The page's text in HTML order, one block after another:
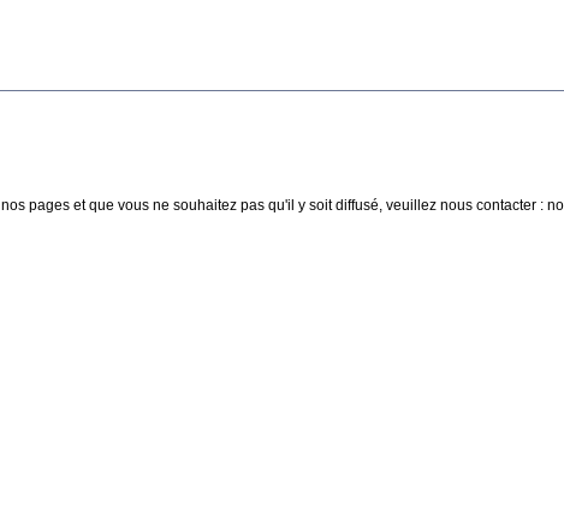
pages et que vous ne souhaitez pas qu'il y soit diffusé, veuillez nous contacter :